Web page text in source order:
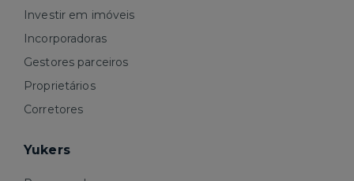
Investir em imóveis
Incorporadoras
Gestores parceiros
Proprietários
Corretores
Yukers